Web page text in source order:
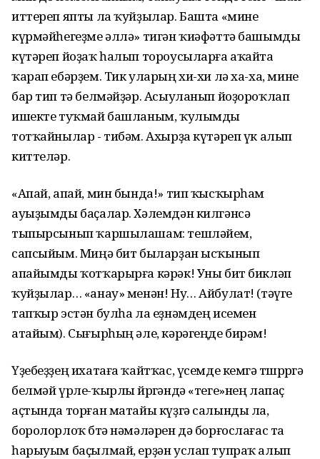
иттереп япты ла ҡуйҙылар. Башта «мине
күрмәйһегеҙме әллә» тигән ҡиәфәттә башымды
күтәреп йоҙаҡ һалып тороусыларға аҡайта
ҡарап ебәрҙем. Тик уларың хи-хи лә ха-ха, мине
бар тип тә белмәйҙәр. Асыуланып йоҙороҡлап
ишекте туҡмай башланым, ҡулымды
тотҡайнылар - тибәм. Ахырҙа күтәреп үк алып
киттеләр.
«Апай, апай, мин бында!» тип ҡысҡырһам
ауыҙымды баҫалар. Хәлемдән килгәнсә
тыпырсынып ҡаршылашам: тешләйем,
сапсыйым. Миңә бит быларҙан ысҡынып
апайымды ҡотҡарырға кәрәк! Уны бит бикләп
ҡуйҙылар… «анау» менән! Ну… Айбулат! (тәүге
тапҡыр эстән булһа ла еҙнәмдең исемен
атайым). Сығырһың әле, кәрәгеңде бирәм!
Үҙебеҙҙең ихатаға ҡайтҡас, үсемде кемгә төшөрөргә
белмәй үрле-ҡырлы йөрөгәндә «теге»нең лапаҫ
аҫтында торған матайы күҙгә салынды ла,
боролорлоҡ бөтә нәмәләрен дә борғослағас та
һарыуым баҫылмай, ерҙән услап тупраҡ алып